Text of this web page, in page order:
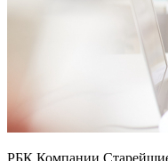
РБК Компании